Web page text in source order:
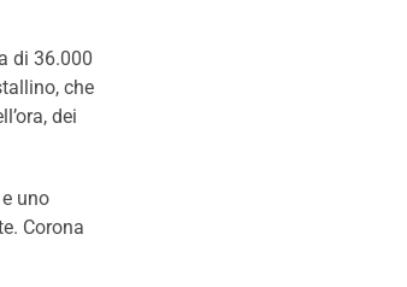
di 36.000
che
dei
uno
Corona